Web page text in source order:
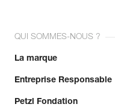
QUI SOMMES-NOUS ?
La marque
Entreprise Responsable
Petzl Fondation